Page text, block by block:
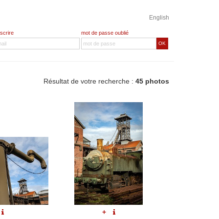
English
mot de passe oublié
OK
Résultat de votre recherche : 45 photos
+